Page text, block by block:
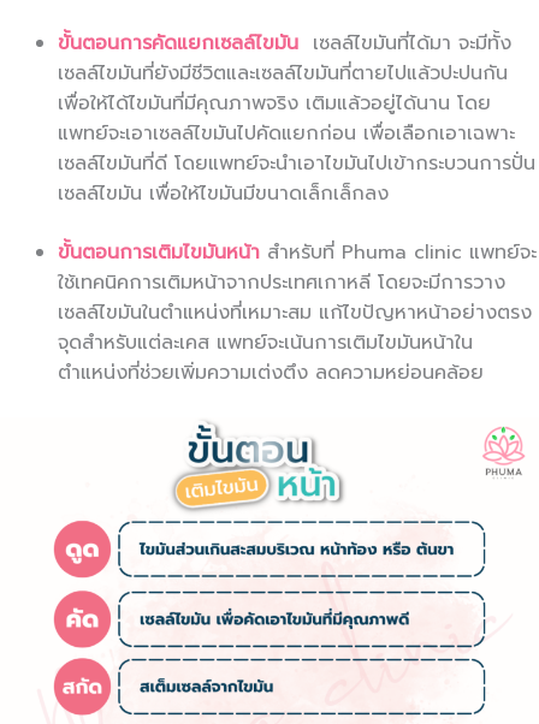
ขั้นตอนการคัดแยกเซลล์ไขมัน เซลล์ไขมันที่ได้มา จะมีทั้ง
เซลล์ไขมันที่ยังมีชีวิตและเซลล์ไขมันที่ตายไปแล้วปะปนกัน
เพื่อให้ได้ไขมันที่มีคุณภาพจริง เติมแล้วอยู่ได้นาน โดย
แพทย์จะเอาเซลล์ไขมันไปคัดแยกก่อน เพื่อเลือกเอาเฉพาะ
เซลล์ไขมันที่ดี โดยแพทย์จะนำเอาไขมันไปเข้ากระบวนการปั่น
เซลล์ไขมัน เพื่อให้ไขมันมีขนาดเล็กเล็กลง
ขั้นตอนการเติมไขมันหน้า สำหรับที่ Phuma clinic แพทย์จะ
ใช้เทคนิคการเติมหน้าจากประเทศเกาหลี โดยจะมีการวาง
เซลล์ไขมันในตำแหน่งที่เหมาะสม แก้ไขปัญหาหน้าอย่างตรง
จุดสำหรับแต่ละเคส แพทย์จะเน้นการเติมไขมันหน้าใน
ตำแหน่งที่ช่วยเพิ่มความเต่งตึง ลดความหย่อนคล้อย